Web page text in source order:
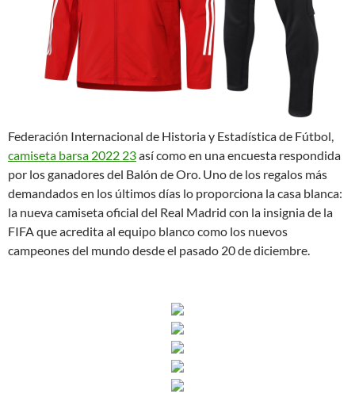
Federación Internacional de Historia y Estadística de Fútbol,
camiseta barsa 2022 23así como en una encuesta respondida
por los ganadores del Balón de Oro. Uno de los regalos más
demandados en los últimos días lo proporciona la casa blanca:
la nueva camiseta oficial del Real Madrid con la insignia de la
FIFA que acredita al equipo blanco como los nuevos
campeones del mundo desde el pasado 20 de diciembre.